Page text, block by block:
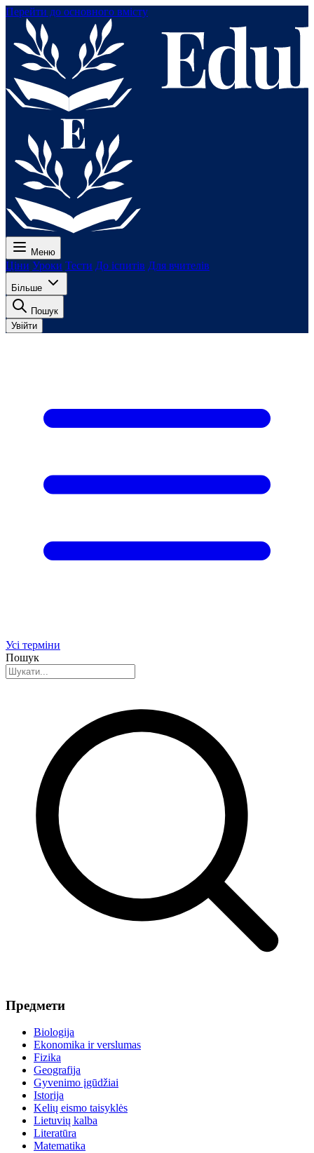
Перейти до основного вмісту
Меню
Ціни Уроки Тести До іспитів Для вчителів
Більше
Пошук
Увійти
Усі терміни
Пошук
Предмети
Biologija
Ekonomika ir verslumas
Fizika
Geografija
Gyvenimo įgūdžiai
Istorija
Kelių eismo taisyklės
Lietuvių kalba
Literatūra
Matematika